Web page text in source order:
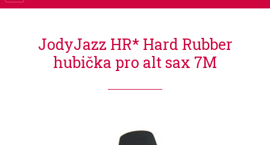
JodyJazz HR* Hard Rubber
hubička pro alt sax 7M